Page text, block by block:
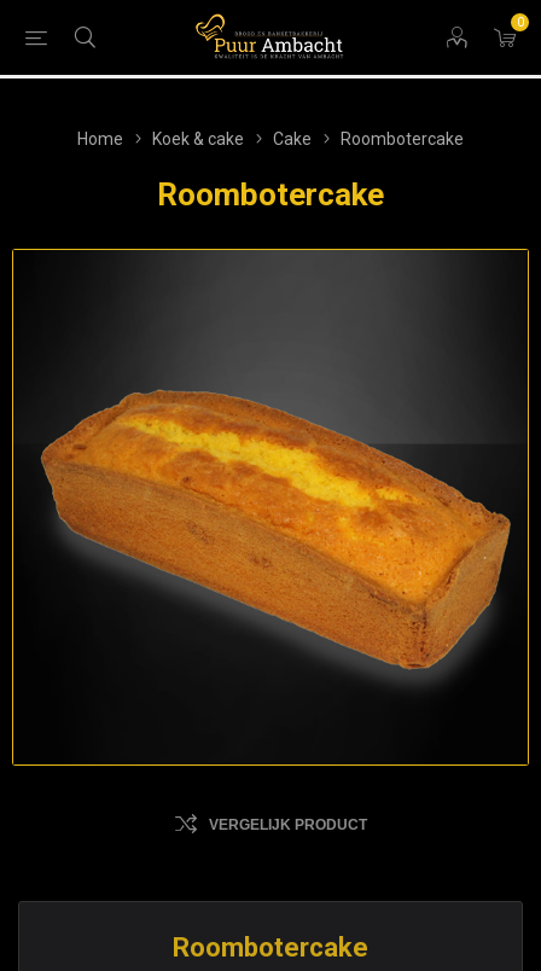
0
Home Koek & cake Cake Roombotercake
Roombotercake
VERGELIJK PRODUCT
Roombotercake